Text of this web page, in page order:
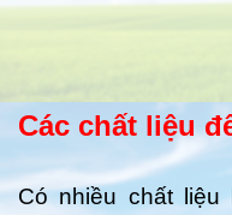
Các chất liệu
Có nhiều chất